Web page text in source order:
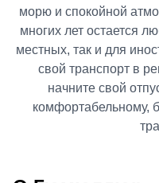
морю и спокойной
многих лет остается
местных, так и для
свой транспорт в
начните свой
комфортабельному,